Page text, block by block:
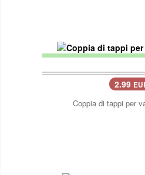
2.99
Coppia di tappi per